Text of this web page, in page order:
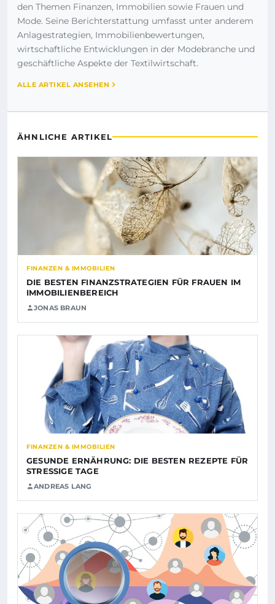
den Themen Finanzen, Immobilien sowie Frauen und
Mode. Seine Berichterstattung umfasst unter anderem
Anlagestrategien, Immobilienbewertungen,
wirtschaftliche Entwicklungen in der Modebranche und
geschäftliche Aspekte der Textilwirtschaft.
ALLE ARTIKEL ANSEHEN
ÄHNLICHE ARTIKEL
FINANZEN & IMMOBILIEN
DIE BESTEN FINANZSTRATEGIEN FÜR FRAUEN IM
IMMOBILIENBEREICH
JONAS BRAUN
FINANZEN & IMMOBILIEN
GESUNDE ERNÄHRUNG: DIE BESTEN REZEPTE FÜR
STRESSIGE TAGE
ANDREAS LANG